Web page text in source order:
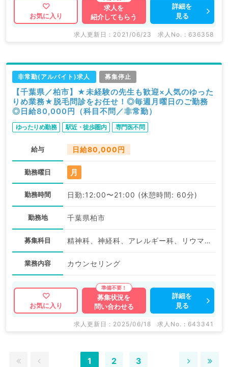
お気に入り
求人を
紹介してもらう
詳細を
見る
求人更新日 : 2021/06/23 求人No. : 636358
非常勤(アルバイト)求人 募集停止
【千葉県／柏市】★未経験の先生も歓迎×人気のゆった
りめ業務★脱毛問診をお任せ！◎毎週月曜日のご勤務
◎日給80,000円（科目不問／非常勤）
ゆったりめ勤務 駅近・徒歩圏内 専門医不問
給与 日給80,000円
勤務曜日 月
勤務時間 日勤:12:00〜21:00 (休憩時間: 60分)
勤務地 千葉県柏市
募集科目 精神科、神経科、アレルギー科、リウマチ科、小児科、形成外科、呼吸器外科、小児外科、皮膚科、泌尿器科、産婦人科、産科、婦人科、眼科、耳鼻咽喉科、気管食道科、放射線科、リハビリテーション科、麻酔科、ペインクリニック、人工透析科、緩和ケア科、一般内科、呼吸器内科、老年内科、血液内科、外科系全般、一般外科、総合診療科、美容皮膚科、健診・人間ドック、救急科・ＩＣＵ、病理科、基礎医学系、その他、産業医、科目不問
業務内容 カウンセリング
お気に入り
募集状況を
問い合わせる
詳細を
見る
求人更新日 : 2025/06/18 求人No. : 643341
1 2 3